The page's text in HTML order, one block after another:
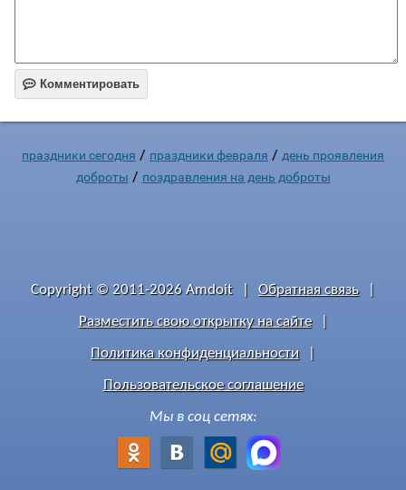
 Комментировать
праздники сегодня / праздники февраля / день проявления
доброты / поздравления на день доброты
Copyright © 2011-2026 Amdoit Обратная связь
Разместить свою открытку на сайте
Политика конфиденциальности
Пользовательское соглашение
Мы в соц сетях: